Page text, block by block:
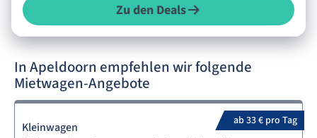
Zu den Deals
In Apeldoorn empfehlen wir folgende
Mietwagen-Angebote
ab 33 € pro Tag
Kleinwagen